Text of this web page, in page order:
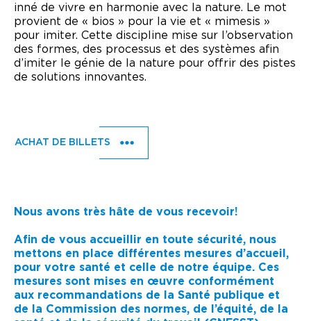
inné de vivre en harmonie avec la nature. Le mot
provient de « bios » pour la vie et « mimesis »
pour imiter. Cette discipline mise sur l’observation
des formes, des processus et des systèmes afin
d’imiter le génie de la nature pour offrir des pistes
de solutions innovantes.
ACHAT DE BILLETS
Nous avons très hâte de vous recevoir!
Afin de vous accueillir en toute sécurité, nous
mettons en place différentes mesures d’accueil,
pour votre santé et celle de notre équipe. Ces
mesures sont mises en œuvre conformément
aux recommandations de la Santé publique et
de la Commission des normes, de l’équité, de la